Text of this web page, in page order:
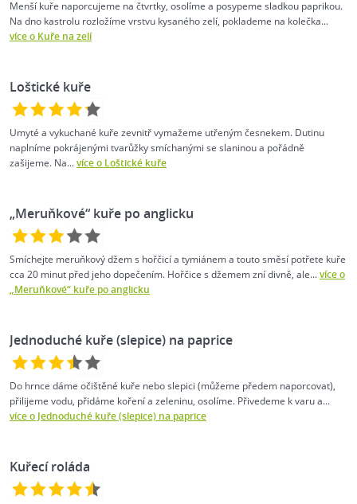
Menší kuře naporcujeme na čtvrtky, osolíme a posypeme sladkou paprikou.
Na dno kastrolu rozložíme vrstvu kysaného zelí, poklademe na kolečka...
více o Kuře na zelí
Loštické kuře
Umyté a vykuchané kuře zevnitř vymažeme utřeným česnekem. Dutinu
naplníme pokrájenými tvarůžky smíchanými se slaninou a pořádně
zašijeme. Na...více o Loštické kuře
„Meruňkové“ kuře po anglicku
Smíchejte meruňkový džem s hořčicí a tymiánem a touto směsí potřete kuře
cca 20 minut před jeho dopečením. Hořčice s džemem zní divně, ale...více o
„Meruňkové“ kuře po anglicku
Jednoduché kuře (slepice) na paprice
Do hrnce dáme očištěné kuře nebo slepici (můžeme předem naporcovat),
přilijeme vodu, přidáme koření a zeleninu, osolíme. Přivedeme k varu a...
více o Jednoduché kuře (slepice) na paprice
Kuřecí roláda